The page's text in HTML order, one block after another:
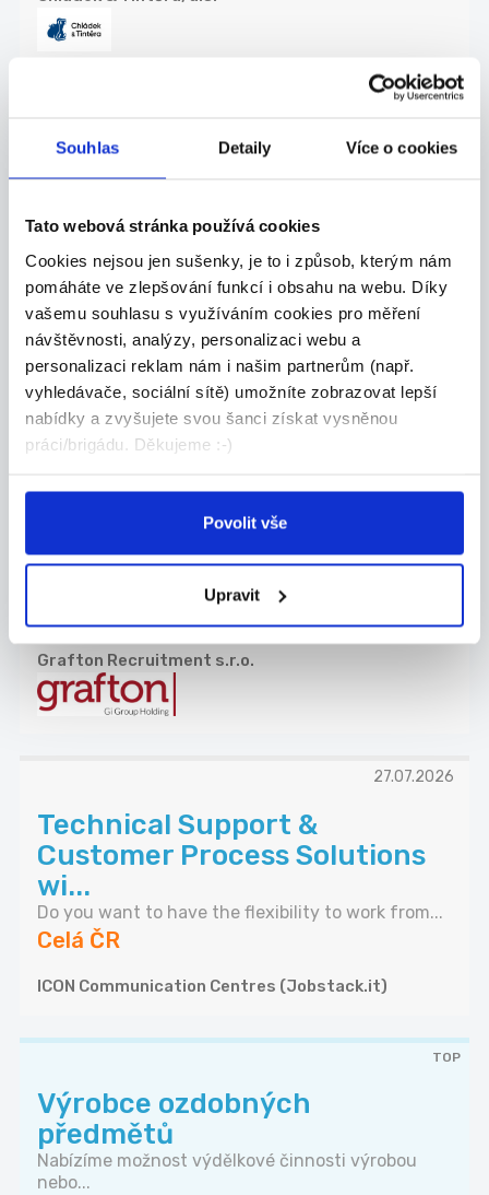
Souhlas Detaily Více o cookies
Tato webová stránka používá cookies
Cookies nejsou jen sušenky, je to i způsob, kterým nám
pomáháte ve zlepšování funkcí i obsahu na webu. Díky
vašemu souhlasu s využíváním cookies pro měření
návštěvnosti, analýzy, personalizaci webu a
personalizaci reklam nám i našim partnerům (např.
vyhledávače, sociální sítě) umožníte zobrazovat lepší
nabídky a zvyšujete svou šanci získat vysněnou
práci/brigádu. Děkujeme :-)
Povolit vše
Upravit
ZKUŠENÝ TECHNICKÝ
NÁKUPČÍ | AŽ 70 000 KČ |
PÍSEK
Máte za sebou praxi v technickém nákupu a
domluv...
Celá ČR
Grafton Recruitment s.r.o.
SEŘIZOVAČ, PLASTAŘINA |
PÍSEK | NÁBOROVÝ PŘÍSPĚVEK
Hledáme nové kolegy na pozice SEŘIZOVAČ
Grafton Recruitment s.r.o.
27.07.2026
Technical Support &
Customer Process Solutions
wi...
Do you want to have the flexibility to work from...
Celá ČR
ICON Communication Centres (Jobstack.it)
TOP
Výrobce ozdobných
předmětů
Nabízíme možnost výdělkové činnosti výrobou
nebo...